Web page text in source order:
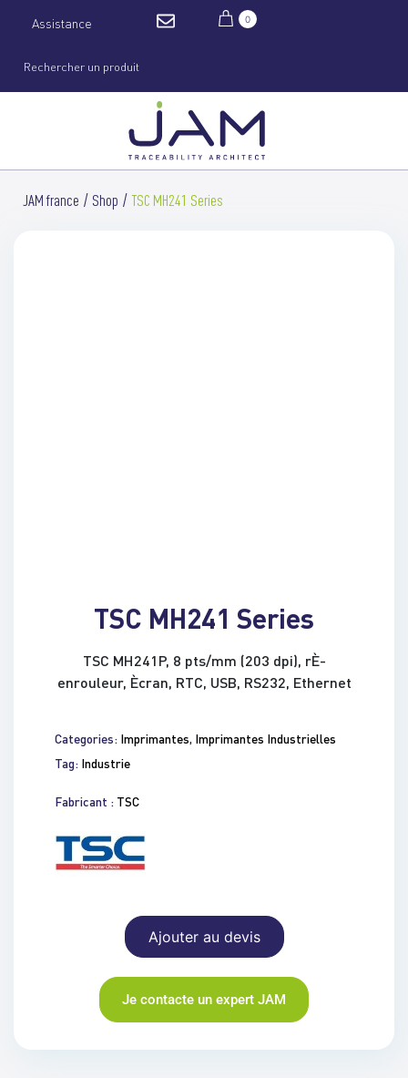
Assistance 0
JAM france Shop TSC MH241 Series
TSC MH241 Series
TSC MH241P, 8 pts/mm (203 dpi), rÈ-
enrouleur, Ècran, RTC, USB, RS232, Ethernet
Categories: Imprimantes, Imprimantes Industrielles
Tag: Industrie
Fabricant : TSC
Ajouter au devis
Je contacte un expert JAM